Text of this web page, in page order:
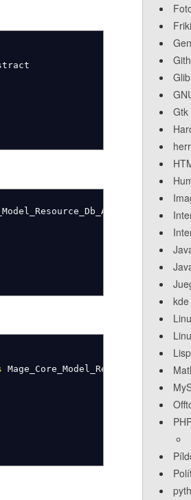
Friki
Glib
Gtk
kde
Lisp